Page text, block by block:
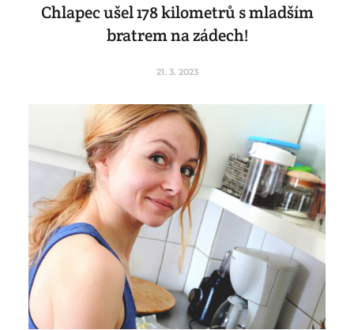
Chlapec ušel 178 kilometrů s mladším
bratrem na zádech!
21. 3. 2023